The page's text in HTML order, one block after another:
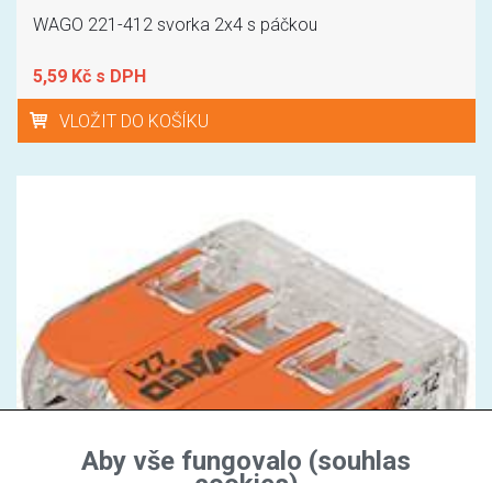
Aby vše fungovalo (souhlas
WAGO 221-412 svorka 2x4 s páčkou
5,59 Kč s DPH
VLOŽIT DO KOŠÍKU